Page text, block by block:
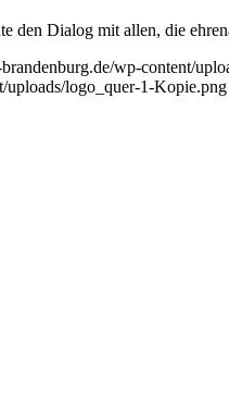
den Dialog mit allen, die
wp-content/
uploads/logo_quer-1-Kopie.png